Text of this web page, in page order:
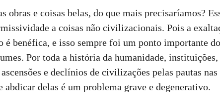
obras e coisas belas, do que mais precisaríamos?
a coisas não civilizacionais. Pois a
benéfica, e isso sempre foi um ponto importante
Por toda a história da humanidade,
e declínios de civilizações pelas pautas nas
delas é um problema grave e degenerativo.